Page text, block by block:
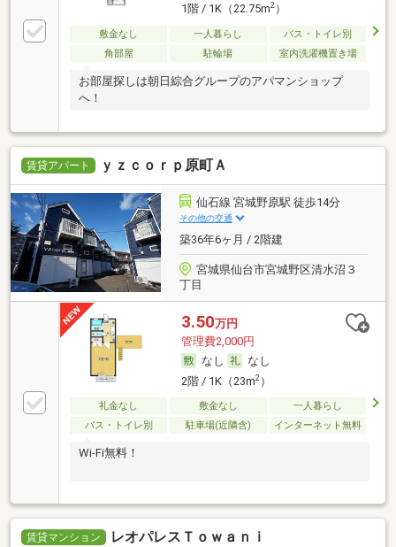
1階 / 1K（22.75m2）
敷金なし 一人暮らし
バス・トイレ別
角部屋
駐輪場 室内洗濯機置き場
お部屋探しは朝日綜合グループのアパマンショップ
へ！
賃貸アパート ｙｚｃｏｒｐ原町Ａ
仙石線 宮城野原駅 徒歩14分
その他の交通
築36年6ヶ月 / 2階建
宮城県仙台市宮城野区清水沼３
丁目
3.50万円
管理費2,000円
なし
なし
2階 / 1K（23m2）
礼金なし 敷金なし
一人暮らし
バス・トイレ別
駐車場(近隣含) インターネット無料
Wi-Fi無料！
賃貸マンション レオパレスＴｏｗａｎｉ